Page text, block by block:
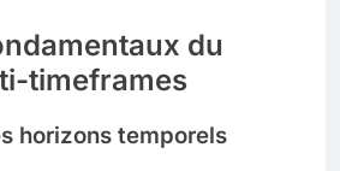
du
timeframes
horizons temporels